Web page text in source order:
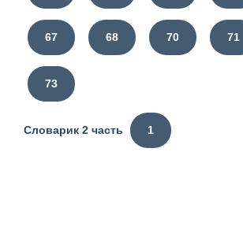
67 68 70 71
73
Словарик 2 часть 1